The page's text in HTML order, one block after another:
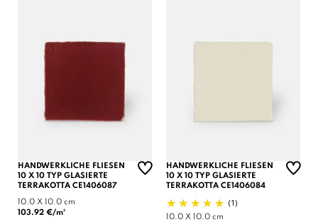
HANDWERKLICHE FLIESEN
10 X 10 TYP GLASIERTE
TERRAKOTTA CE1406087
10.0 X 10.0 cm
103.92 €/m²
HANDWERKLICHE FLIESEN
10 X 10 TYP GLASIERTE
TERRAKOTTA CE1406084
(1)
10.0 X 10.0 cm